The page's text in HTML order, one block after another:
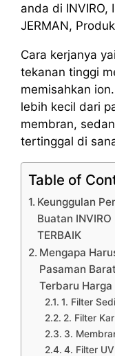
anda di INVIRO,
JERMAN,
Cara kerjanya
tekanan tinggi
memisahkan
lebih kecil dari
membran,
tertinggal di
Table of
Keunggulan
Buatan
TERBAIK
Mengapa
Pasaman
Terbaru Harga
1. Filter
2. Filter
3.
4. Filter